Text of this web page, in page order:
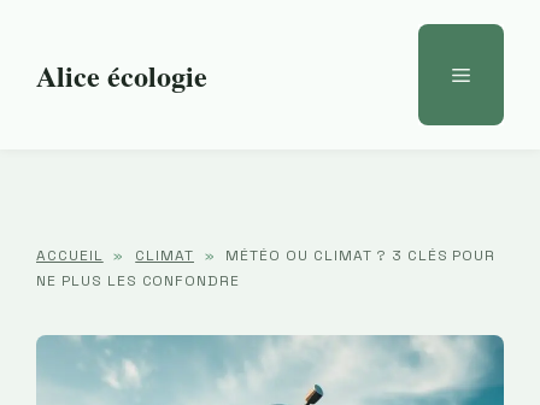
contenuAlice écologie Menu
ACCUEIL » CLIMAT »
MÉTÉO OU CLIMAT ? 3 CLÉS POUR
NE PLUS LES CONFONDRE